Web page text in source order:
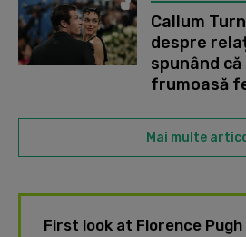
Callum
despre
spunând
frumoasă
Mai multe
First look at Florence